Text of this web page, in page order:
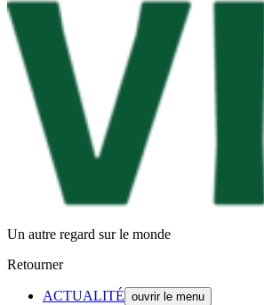
Un autre regard sur le monde
Retourner
ACTUALITÉ ouvrir le menu